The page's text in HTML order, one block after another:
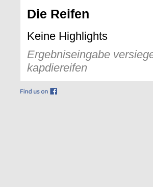
Die Reifen
Keine Highlights
Ergebniseingabe
kapdiereifen